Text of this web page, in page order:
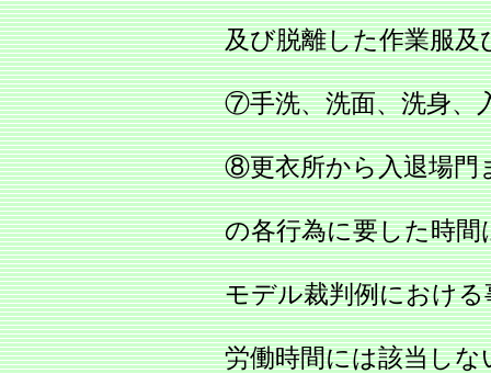
及び脱離した作業服及
⑦手洗、洗面、洗身、
⑧更衣所から入退場門
の各行為に要した時間
モデル裁判例におけ
労働時間には該当し